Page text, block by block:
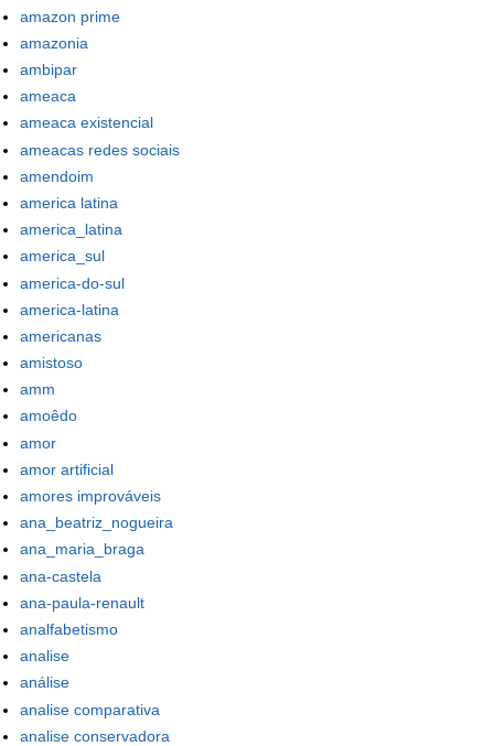
amazon prime
amazonia
ambipar
ameaca
ameaca existencial
ameacas redes sociais
amendoim
america latina
america_latina
america_sul
america-do-sul
america-latina
americanas
amistoso
amm
amoêdo
amor
amor artificial
amores improváveis
ana_beatriz_nogueira
ana_maria_braga
ana-castela
ana-paula-renault
analfabetismo
analise
análise
analise comparativa
analise conservadora